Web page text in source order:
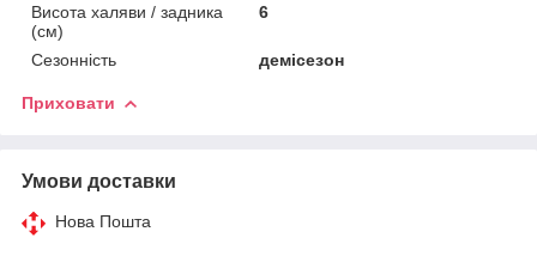
Висота халяви / задника
(см)
6
Сезонність демісезон
Приховати
Умови доставки
Нова Пошта